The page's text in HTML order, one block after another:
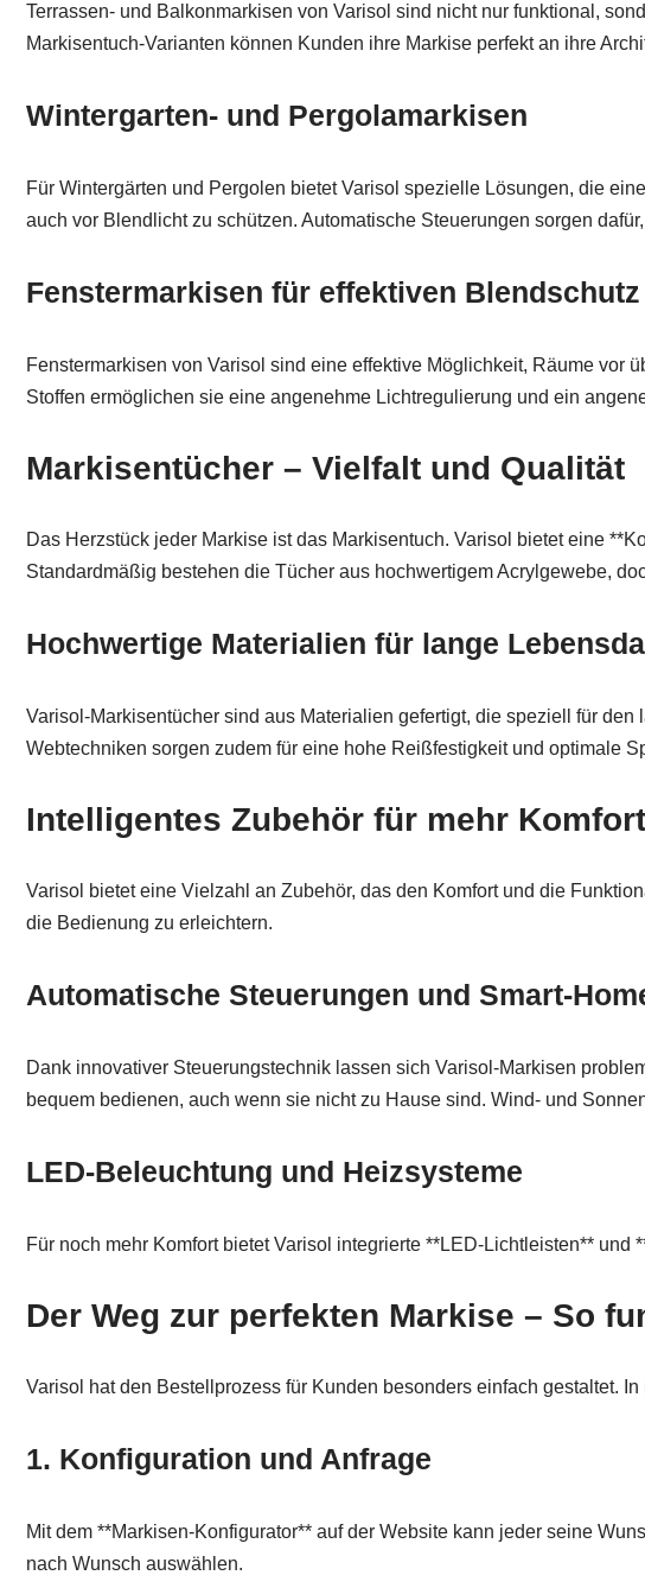
Terrassen- und Balkonmarkisen von Varisol sind nicht nur funktional,
Markisentuch-Varianten können Kunden ihre Markise perfekt an ihre
Wintergarten- und Pergolamarkisen
Für Wintergärten und Pergolen bietet Varisol spezielle Lösungen, die
auch vor Blendlicht zu schützen. Automatische Steuerungen sorgen
Fenstermarkisen für effektiven Blendschutz
Fenstermarkisen von Varisol sind eine effektive Möglichkeit, Räume vor
Stoffen ermöglichen sie eine angenehme Lichtregulierung und ein
Markisentücher – Vielfalt und Qualität
Das Herzstück jeder Markise ist das Markisentuch. Varisol bietet eine
Standardmäßig bestehen die Tücher aus hochwertigem Acrylgewebe,
Hochwertige Materialien für lange
Varisol-Markisentücher sind aus Materialien gefertigt, die speziell für
Webtechniken sorgen zudem für eine hohe Reißfestigkeit und optimale
Intelligentes Zubehör für mehr Komfort
Varisol bietet eine Vielzahl an Zubehör, das den Komfort und die
die Bedienung zu erleichtern.
Automatische Steuerungen und Smart-
Dank innovativer Steuerungstechnik lassen sich Varisol-Markisen
bequem bedienen, auch wenn sie nicht zu Hause sind. Wind- und
LED-Beleuchtung und Heizsysteme
Für noch mehr Komfort bietet Varisol integrierte **LED-Lichtleisten**
Der Weg zur perfekten Markise – So
Varisol hat den Bestellprozess für Kunden besonders einfach gestaltet.
1. Konfiguration und Anfrage
Mit dem **Markisen-Konfigurator** auf der Website kann jeder seine
nach Wunsch auswählen.